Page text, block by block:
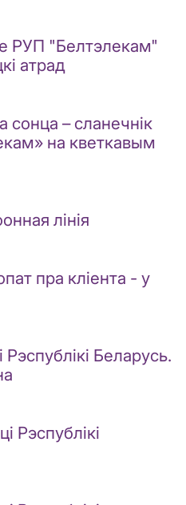
РУП "Белтэлекам"
атрад
– сланечнік
на кветкавым
лінія
пра кліента - у
Беларусь.
Рэспублікі